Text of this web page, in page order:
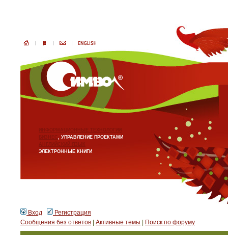
ИНФОРМАЦИОННЫЕ ТЕХНОЛОГИИ
БИЗНЕС, УПРАВЛЕНИЕ ПРОЕКТАМИ
АНГЛИЙСКИЙ ЯЗЫК
ЭЛЕКТРОННЫЕ КНИГИ
Вход
Регистрация
Сообщения без ответов
Активные темы Поиск по форуму